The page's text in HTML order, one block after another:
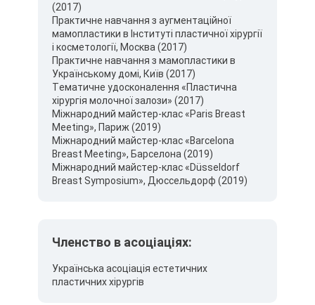
(2017)
Практичне навчання з аугментаційної
мамопластики в Інституті пластичної хірургії
і косметології, Москва (2017)
Практичне навчання з мамопластики в
Українському домі, Київ (2017)
Тематичне удосконалення «Пластична
хірургія молочної залози» (2017)
Міжнародний майстер-клас «Paris Breast
Meeting», Париж (2019)
Міжнародний майстер-клас «Barcelona
Breast Meeting», Барселона (2019)
Міжнародний майстер-клас «Düsseldorf
Breast Symposium», Дюссельдорф (2019)
Членство в асоціаціях:
Українська асоціація естетичних
пластичних хірургів